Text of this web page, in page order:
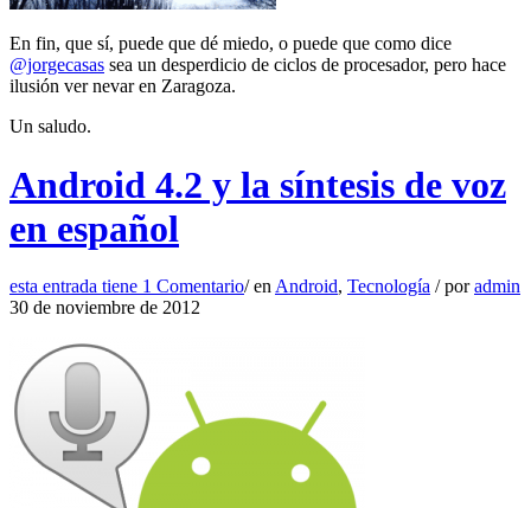
En fin, que sí, puede que dé miedo, o puede que como dice
@jorgecasas sea un desperdicio de ciclos de procesador, pero hace
ilusión ver nevar en Zaragoza.
Un saludo.
Android 4.2 y la síntesis de voz
en español
esta entrada tiene 1 Comentario/ en Android, Tecnología / poradmin
30 de noviembre de 2012